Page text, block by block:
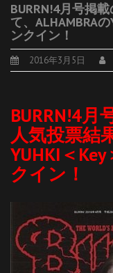
BURRN!4月号掲
て、ALHAMBRA
ンクイン！
2016年3月5日
BURRN!4月
人気投票結
YUHKI＜
クイン！